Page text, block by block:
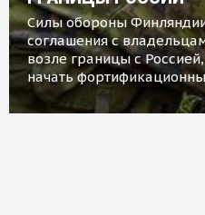
Силы обороны
соглашения с
возле границы с
начать